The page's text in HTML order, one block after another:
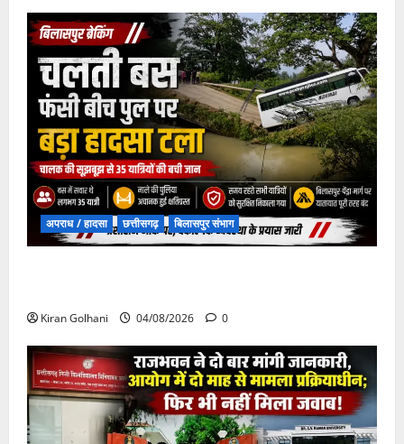
अपराध / हादसा छत्तीसगढ़ बिलासपुर संभाग
Kiran Golhani 04/08/2026 0